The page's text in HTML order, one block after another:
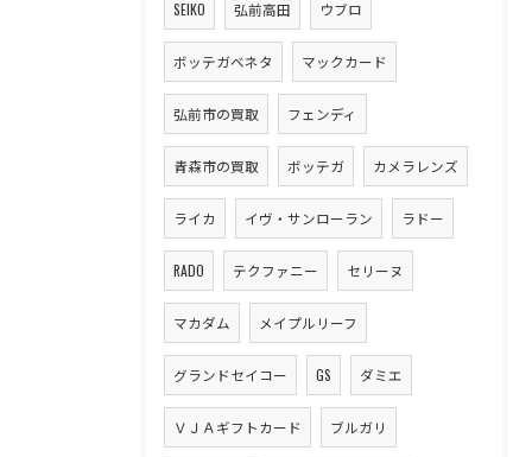
SEIKO 弘前高田 ウブロ
ボッテガベネタ マックカード
弘前市の買取 フェンディ
青森市の買取 ボッテガ カメラレンズ
ライカ イヴ・サンローラン ラドー
RADO テクファニー セリーヌ
マカダム メイプルリーフ
グランドセイコー GS ダミエ
ＶＪＡギフトカード ブルガリ